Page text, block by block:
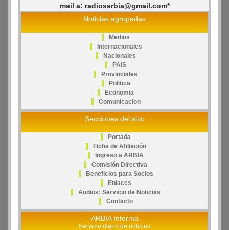
mail a: radiosarbia@gmail.com*
Noticias agrupadas
Medios
Internacionales
Nacionales
PAIS
Provinciales
Politica
Economia
Comunicacion
Secciones del sitio
Portada
Ficha de Afiliación
Ingreso a ARBIA
Comisión Directiva
Beneficios para Socios
Enlaces
Audios: Servicio de Noticias
Contacto
ARBIA Informa
Servicio diario de noticias